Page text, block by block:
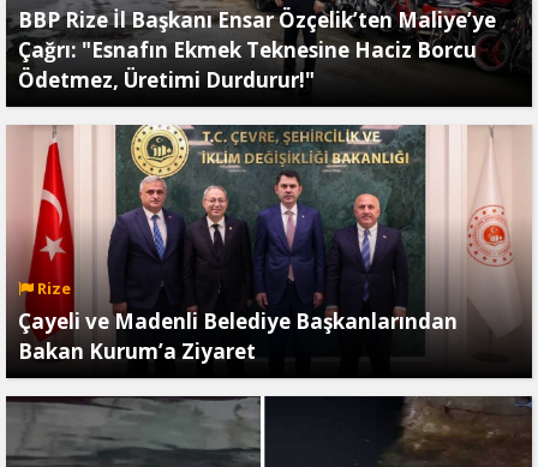
BBP Rize İl Başkanı Ensar Özçelik’ten Maliye’ye
Çağrı: "Esnafın Ekmek Teknesine Haciz Borcu
Ödetmez, Üretimi Durdurur!"
Rize
Çayeli ve Madenli Belediye Başkanlarından
Bakan Kurum’a Ziyaret